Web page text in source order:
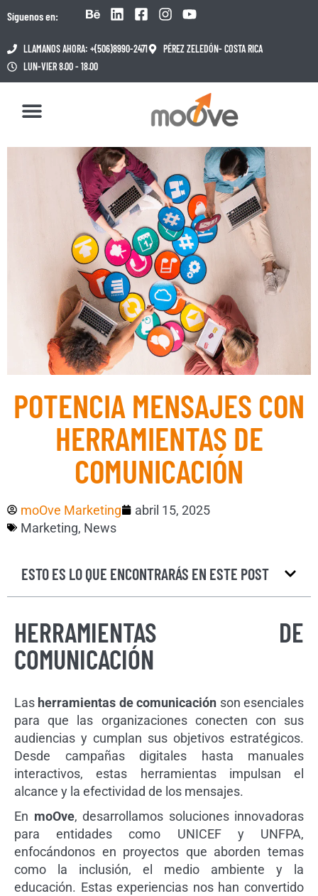
Síguenos en:
LLAMANOS AHORA: +(506)8990-2471
PÉREZ ZELEDÓN- COSTA RICA
LUN-VIER 8.00 - 18.00
POTENCIA MENSAJES CON
HERRAMIENTAS DE
COMUNICACIÓN
moOve Marketing
abril 15, 2025
Marketing, News
ESTO ES LO QUE ENCONTRARÁS EN ESTE POST
HERRAMIENTAS DE
COMUNICACIÓN
Las herramientas de comunicación son esenciales
para que las organizaciones conecten con sus
audiencias y cumplan sus objetivos estratégicos.
Desde campañas digitales hasta manuales
interactivos, estas herramientas impulsan el
alcance y la efectividad de los mensajes.
En moOve, desarrollamos soluciones innovadoras
para entidades como UNICEF y UNFPA,
enfocándonos en proyectos que aborden temas
como la inclusión, el medio ambiente y la
educación. Estas experiencias nos han convertido